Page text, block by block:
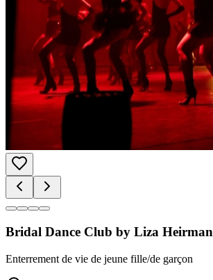
Bridal Dance Club by Liza Heirman
Enterrement de vie de jeune fille/de garçon